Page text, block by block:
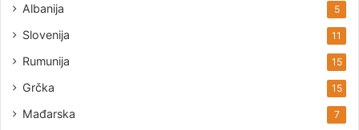
Albanija 5
Slovenija 11
Rumunija 15
Grčka 15
Mađarska 7